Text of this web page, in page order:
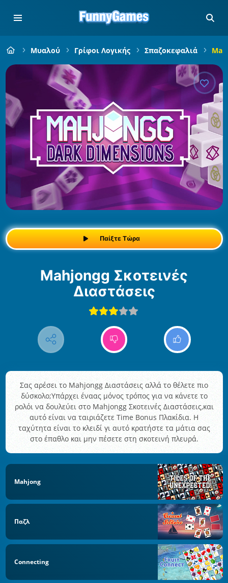
Μυαλού Γρίφοι Λογικής Σπαζοκεφαλιά
Παίξτε Τώρα
Mahjongg Σκοτεινές
Διαστάσεις
Σας αρέσει το Mahjongg Διαστάσεις αλλά το θέλετε πιο
δύσκολο;Υπάρχει έναας μόνος τρόπος για να κάνετε το
ρολόι να δουλεύει στο Mahjongg Σκοτεινές Διαστάσεις,και
αυτό είναι να ταιριάζετε Time Bonus Πλακίδια. Η
ταχύτητα είναι το κλειδί γι αυτό κρατήστε τα μάτια σας
στο έπαθλο και μην πέσετε στη σκοτεινή πλευρά.
Mahjong
Παζλ
Connecting